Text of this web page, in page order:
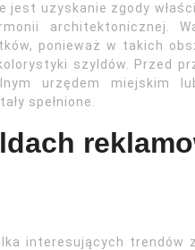
jest uzyskanie zgody
architektonicznej.
ponieważ w takich
szyldów. Przed
urzędem miejskim lub
spełnione.
interesujących trendów